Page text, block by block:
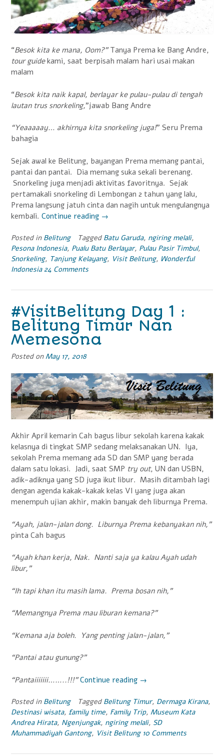
“Besok kita ke mana, Oom?”Tanya Prema ke Bang Andre,
tour guidekami, saat berpisah malam hari usai makan
malam
“Besok kita naik kapal, berlayar ke pulau-pulau di tengah
lautan trus snorkeling,”jawab Bang Andre
“Yeaaaaay… akhirnya kita snorkeling juga!” Seru Prema
bahagia
Sejak awal ke Belitung, bayangan Prema memang pantai,
pantai dan pantai. Dia memang suka sekali berenang.
Snorkeling juga menjadi aktivitas favoritnya. Sejak
pertamakali snorkeling di Lembongan 2 tahun yang lalu,
Prema langsung jatuh cinta dan nagih untuk mengulangnya
kembali. Continue reading “Visit
Day
2
:
pulau
Kelayang”
→
Posted in Belitung Tagged Batu Garuda, ngiring melali,
Pesona Indonesia, Pualu Batu Berlayar, Pulau Pasir Timbul,
Snorkeling, Tanjung Kelayang, Visit Belitung, Wonderful
Indonesia 24 Comments
#VisitBelitung Day 1 :
Belitung Timur Nan
Memesona
Posted onMay 17, 2018
Akhir April kemarin Cah bagus libur sekolah karena kakak
kelasnya di tingkat SMP sedang melaksanakan UN. Iya,
sekolah Prema memang ada SD dan SMP yang berada
dalam satu lokasi. Jadi, saat SMP try out, UN dan USBN,
adik-adiknya yang SD juga ikut libur. Masih ditambah lagi
dengan agenda kakak-kakak kelas VI yang juga akan
menempuh ujian akhir, makin banyak deh liburnya Prema.
“Ayah, jalan-jalan dong. Liburnya Prema kebanyakan nih,”
pinta Cah bagus
“Ayah khan kerja, Nak. Nanti saja ya kalau Ayah udah
libur,”
“Ih tapi khan itu masih lama. Prema bosan nih,”
“Memangnya Prema mau liburan kemana?”
“Kemana aja boleh. Yang penting jalan-jalan,”
“Pantai atau gunung?”
“Pantaiiiiiii……..!!!”Continue reading “#VisitBelitung
1
:
Belitung
Timur
→
Posted in Belitung Tagged Belitung Timur, Dermaga Kirana,
Destinasi wisata, family time, Family Trip, Museum Kata
Andrea Hirata, Ngenjungak, ngiring melali, SD
Muhammadiyah Gantong, Visit Belitung 10 Comments